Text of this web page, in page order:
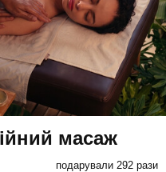
масаж
подарували 292 рази